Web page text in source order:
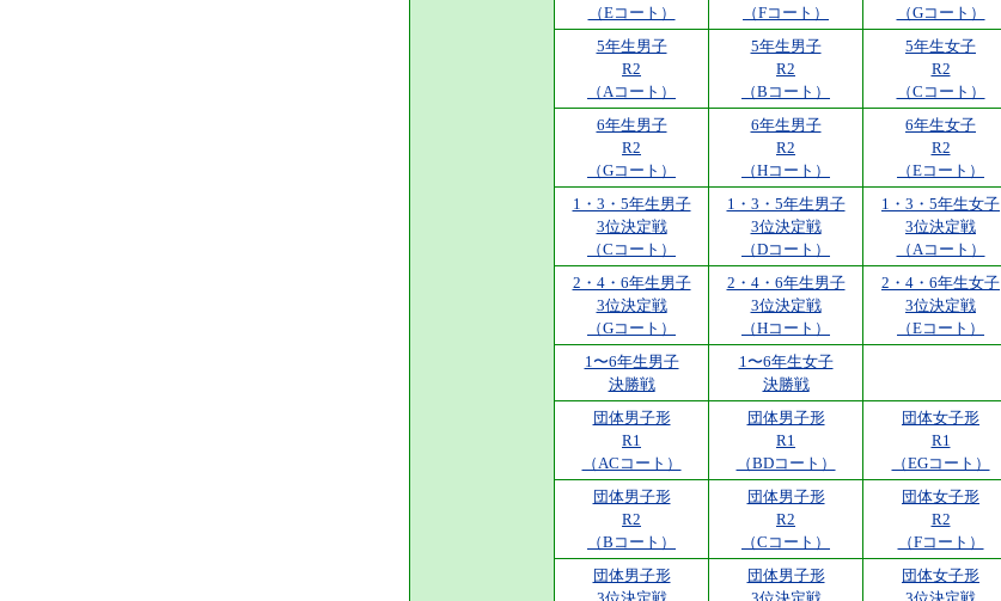
（Eコート）
（Fコート）
（Gコート）
5年生男子
R2
（Aコート）
5年生男子
R2
（Bコート）
5年生女子
R2
（Cコート）
6年生男子
R2
（Gコート）
6年生男子
R2
（Hコート）
6年生女子
R2
（Eコート）
1・3・5年生男子
3位決定戦
（Cコート）
1・3・5年生男子
3位決定戦
（Dコート）
1・3・5年生女子
3位決定戦
（Aコート）
2・4・6年生男子
3位決定戦
（Gコート）
2・4・6年生男子
3位決定戦
（Hコート）
2・4・6年生女子
3位決定戦
（Eコート）
1〜6年生男子
決勝戦
1〜6年生女子
決勝戦
団体男子形
R1
（ACコート）
団体男子形
R1
（BDコート）
団体女子形
R1
（EGコート）
団体男子形
R2
（Bコート）
団体男子形
R2
（Cコート）
団体女子形
R2
（Fコート）
団体男子形
団体男子形
団体女子形